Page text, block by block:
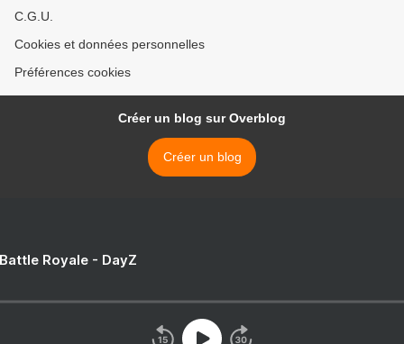
C.G.U.
Cookies et données personnelles
Préférences cookies
Créer un blog sur Overblog
Créer un blog
Royale - DayZ